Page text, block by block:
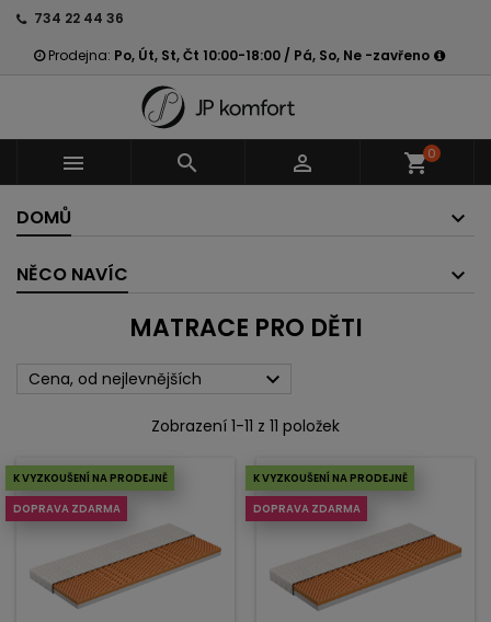
734 22 44 36
Prodejna: Po, Út, St, Čt 10:00-18:00 / Pá, So, Ne -zavřeno
   shopping_cart0
DOMŮ
NĚCO NAVÍC
MATRACE PRO DĚTI
Cena, od nejlevnějších 
Zobrazení 1-11 z 11 položek
K VYZKOUŠENÍ NA PRODEJNĚ
DOPRAVA ZDARMA
K VYZKOUŠENÍ NA PRODEJNĚ
DOPRAVA ZDARMA